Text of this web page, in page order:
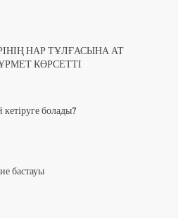
НАР ТҰЛҒАСЫНА АТ
КӨРСЕТТІ
кетіруге болады?
бастауы